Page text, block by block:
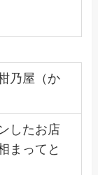
乃屋（か
したお店
まってと